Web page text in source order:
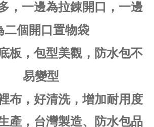
，一邊為拉錬開口，一邊
二個開口置物袋
板，包型美觀，防水包不
易變型
布，好清洗，增加耐用度
產，台灣製造、防水包品